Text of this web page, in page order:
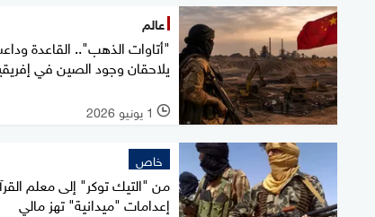
عالم
"أتاوات الذهب".. القاعدة
يلاحقان وجود الصين في
l 1 يونيو 2026
خاص
من "التيك توكر" إلى معلم
إعدامات "ميدانية" تهز مالي